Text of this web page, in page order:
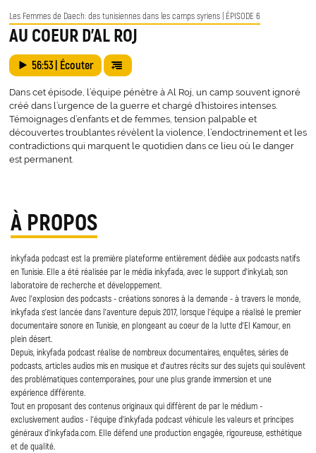
Les Femmes de Daech: des tunisiennes dans les camps syriens | ÉPISODE 6
AU COEUR D’AL ROJ
56:53| Écouter
Dans cet épisode, l’équipe pénètre à Al Roj, un camp souvent ignoré
créé dans l’urgence de la guerre et chargé d’histoires intenses.
Témoignages d’enfants et de femmes, tension palpable et
découvertes troublantes révèlent la violence, l’endoctrinement et les
contradictions qui marquent le quotidien dans ce lieu où le danger
est permanent.
À PROPOS
inkyfada podcast est la première plateforme entièrement dédiée aux podcasts natifs
en Tunisie. Elle a été réalisée par le média inkyfada, avec le support d’inkyLab, son
laboratoire de recherche et développement.
Avec l’explosion des podcasts - créations sonores à la demande - à travers le monde,
inkyfada s’est lancée dans l’aventure depuis 2017, lorsque l’équipe a réalisé le premier
documentaire sonore en Tunisie, en plongeant au coeur de la lutte d’El Kamour, en
plein désert.
Depuis, inkyfada podcast réalise de nombreux documentaires, enquêtes, séries de
podcasts, articles audios mis en musique et d’autres récits sur des sujets qui soulèvent
des problématiques contemporaines, pour une plus grande immersion et une
expérience différente.
Tout en proposant des contenus originaux qui diffèrent de par le médium -
exclusivement audios - l’équipe d’inkyfada podcast véhicule les valeurs et principes
généraux d’inkyfada.com. Elle défend une production engagée, rigoureuse, esthétique
et de qualité.